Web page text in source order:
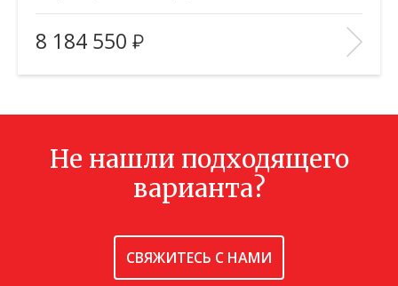
Жилой комплекс:
ЖК «Некрасовский» с. АБВ
Количество комнат:
3
Район:
Зеленая роща
Отделка помещения:
без отделки
Год постройки дома:
8 184 550
Не нашли подходящего
варианта?
СВЯЖИТЕСЬ С НАМИ